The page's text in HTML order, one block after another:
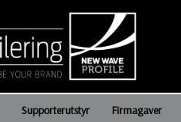
Supporterutstyr Firmagaver